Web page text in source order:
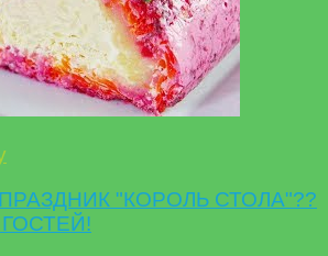
"КОРОЛЬ СТОЛА"??
ГОСТЕЙ!